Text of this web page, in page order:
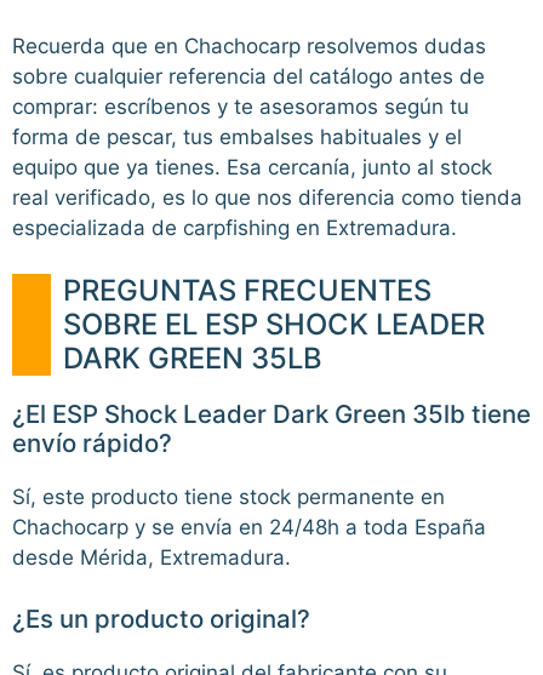
Recuerda que en Chachocarp resolvemos dudas
sobre cualquier referencia del catálogo antes de
comprar: escríbenos y te asesoramos según tu
forma de pescar, tus embalses habituales y el
equipo que ya tienes. Esa cercanía, junto al stock
real verificado, es lo que nos diferencia como tienda
especializada de carpfishing en Extremadura.
PREGUNTAS FRECUENTES
SOBRE EL ESP SHOCK LEADER
DARK GREEN 35LB
¿El ESP Shock Leader Dark Green 35lb tiene
envío rápido?
Sí, este producto tiene stock permanente en
Chachocarp y se envía en 24/48h a toda España
desde Mérida, Extremadura.
¿Es un producto original?